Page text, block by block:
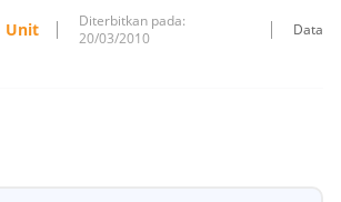
Unit
Diterbitkan pada:
20/03/2010
Data